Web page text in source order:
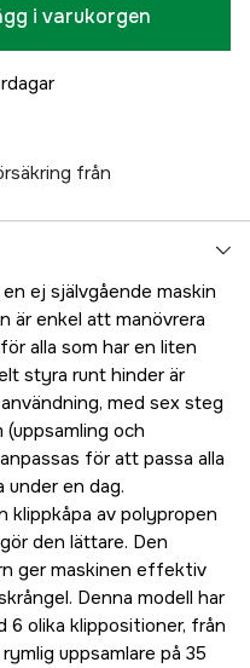
i varukorgen
från
ej självgående maskin
är enkel att manövrera
alla som har en liten
styra runt hinder är
med sex steg
och
för att passa alla
under en dag.
klippkåpa av polypropen
den lättare. Den
ger maskinen effektiv
Denna modell har
6 olika klippositioner, från
uppsamlare på 35